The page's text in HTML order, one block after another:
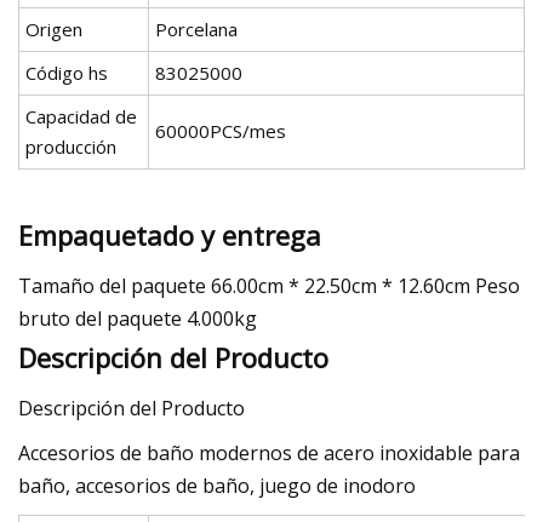
Origen
Porcelana
Código hs
83025000
Capacidad de
producción
60000PCS/mes
Empaquetado y entrega
Tamaño del paquete 66.00cm * 22.50cm * 12.60cm Peso
bruto del paquete 4.000kg
Descripción del Producto
Descripción del Producto
Accesorios de baño modernos de acero inoxidable para
baño, accesorios de baño, juego de inodoro